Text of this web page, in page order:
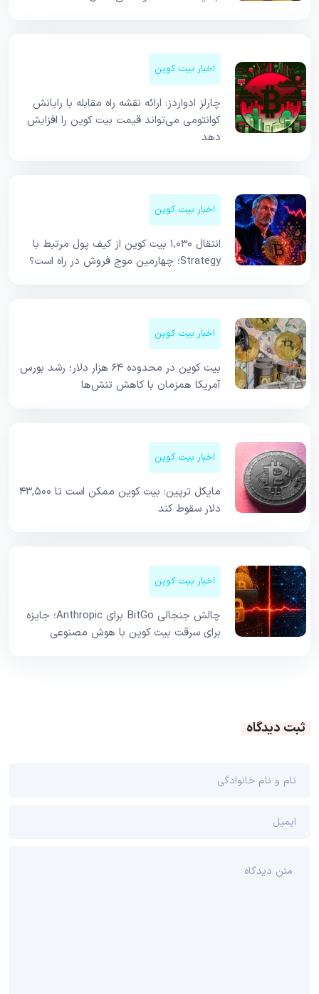
اخبار بیت کوین
چارلز ادواردز: ارائه نقشه راه مقابله با رایانش
کوانتومی می‌تواند قیمت بیت کوین را افزایش
دهد
اخبار بیت کوین
انتقال ۱,۰۳۰ بیت کوین از کیف پول مرتبط با
Strategy؛ چهارمین موج فروش در راه است؟
اخبار بیت کوین
بیت کوین در محدوده ۶۴ هزار دلار؛ رشد بورس
آمریکا همزمان با کاهش تنش‌ها
اخبار بیت کوین
مایکل ترپین: بیت کوین ممکن است تا ۴۳,۵۰۰
دلار سقوط کند
اخبار بیت کوین
چالش جنجالی BitGo برای Anthropic؛ جایزه
برای سرقت بیت کوین با هوش مصنوعی
ثبت دیدگاه